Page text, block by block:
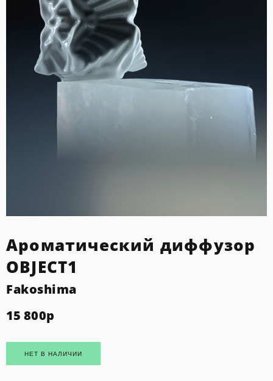
Ароматический диффузор
OBJECT1
Fakoshima
15 800р
НЕТ В НАЛИЧИИ